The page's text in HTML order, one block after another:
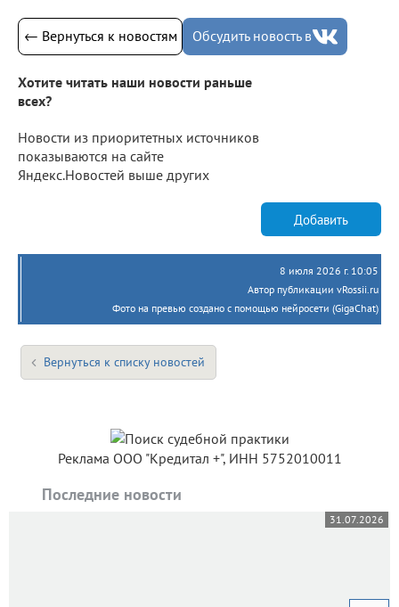
← Вернуться к новостям Обсудить новость в
Хотите читать наши новости раньше
всех?
Новости из приоритетных источников
показываются на сайте
Яндекс.Новостей выше других
Добавить
8 июля 2026 г. 10:05
Автор публикации vRossii.ru
Фото на превью создано с помощью нейросети (GigaChat)
Вернуться к списку новостей
Реклама ООО "Кредитал +", ИНН 5752010011
Последние новости
31.07.2026